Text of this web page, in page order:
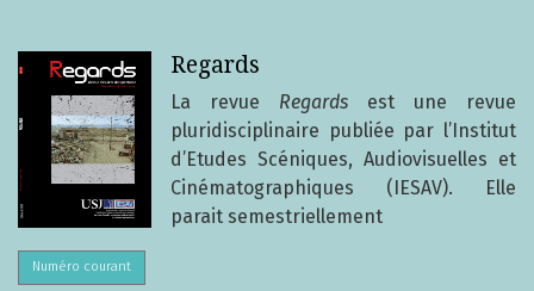
Regards
La revue Regards est une revue
pluridisciplinaire publiée par l’Institut
d’Etudes Scéniques, Audiovisuelles et
Cinématographiques (IESAV). Elle
parait semestriellement
Numéro courant